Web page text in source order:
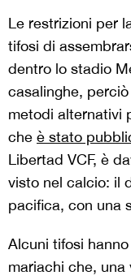
Le restrizioni per
tifosi di
dentro lo stadio
casalinghe,
metodi alternativi
che è stato
Libertad VCF, è
visto nel calcio: il
pacifica, con una
Alcuni tifosi
mariachi che,